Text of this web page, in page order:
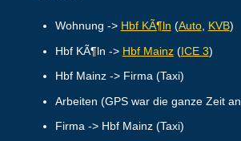
Wohnung -> Hbf KÃ¶ln (Auto, KVB)
Hbf KÃ¶ln -> Hbf Mainz(ICE 3)
Hbf Mainz -> Firma (Taxi)
Arbeiten (GPS war die ganze Zeit an
Firma -> Hbf Mainz (Taxi)